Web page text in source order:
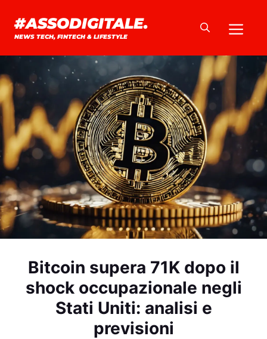
contenuto
#ASSODIGITALE.
NEWS TECH, FINTECH & LIFESTYLE
Bitcoin supera 71K dopo il
shock occupazionale negli
Stati Uniti: analisi e
previsioni